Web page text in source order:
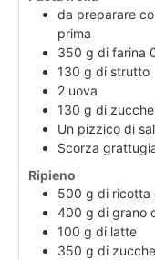
da preparare
prima
350 g di farina
130 g di strutto
2 uova
130 g di
Un pizzico di
Scorza
Ripieno
500 g di ricotta
400 g di grano
100 g di latte
350 g di